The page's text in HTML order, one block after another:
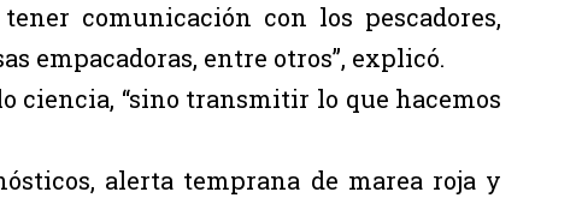
comunicación con los pescadores,
empacadoras, entre otros”, explicó.
ciencia, “sino transmitir lo que hacemos
alerta temprana de marea roja y